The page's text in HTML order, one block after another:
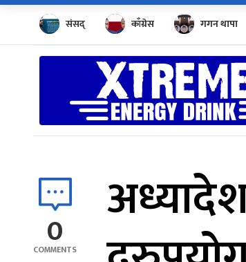
संसद् काँग्रेस गगन थापा
0
COMMENTS